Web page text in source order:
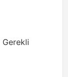
Gerekli